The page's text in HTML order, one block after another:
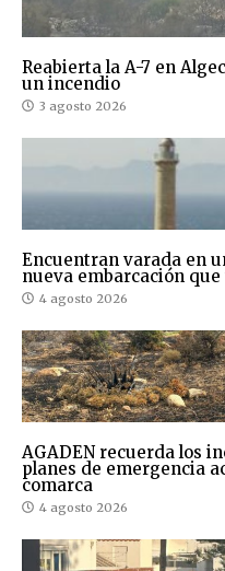
Reabierta la A-7 en
un incendio
3 agosto 2026
Encuentran varada en
nueva embarcación
4 agosto 2026
AGADEN recuerda los
planes de emergencia
comarca
4 agosto 2026